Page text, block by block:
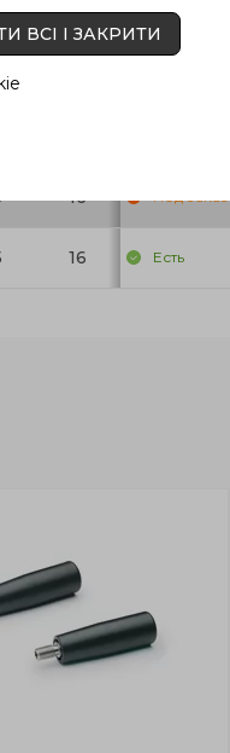
Наличие
16 Под заказ
16 Есть
ВСІ І ЗАКРИТИ